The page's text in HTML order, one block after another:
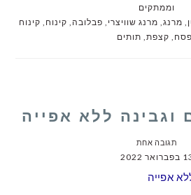
וממתקים
, מרנג, מרנג שוויצרי , פבלובה, קינוח , קינוח
, קצפת, תותים
וגבינה ללא אפייה
תגובה אחת
2022